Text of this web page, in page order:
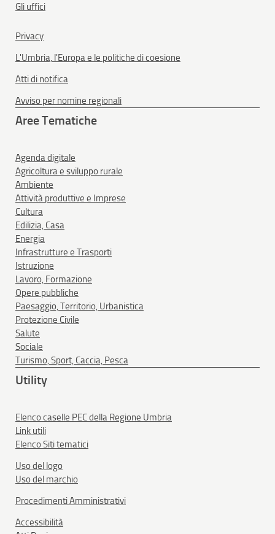
Gli uffici
Privacy
L'Umbria, l'Europa e le politiche di coesione
Atti di notifica
Avviso per nomine regionali
Aree Tematiche
Agenda digitale
Agricoltura e sviluppo rurale
Ambiente
Attività produttive e Imprese
Cultura
Edilizia, Casa
Energia
Infrastrutture e Trasporti
Istruzione
Lavoro, Formazione
Opere pubbliche
Paesaggio, Territorio, Urbanistica
Protezione Civile
Salute
Sociale
Turismo, Sport, Caccia, Pesca
Utility
Elenco caselle PEC della Regione Umbria
Link utili
Elenco Siti tematici
Uso del logo
Uso del marchio
Procedimenti Amministrativi
Accessibilità